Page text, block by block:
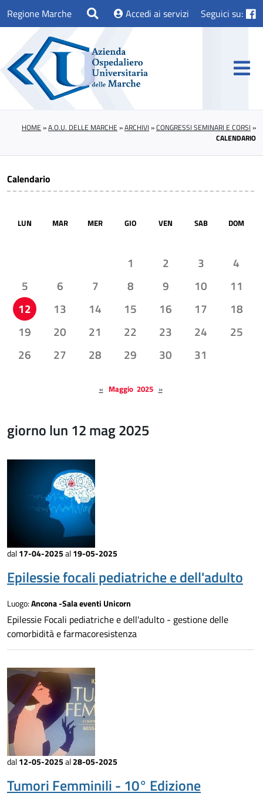
Regione Marche Accedi ai servizi Seguici su:
HOME »A.O.U. DELLE MARCHE »ARCHIVI »CONGRESSI SEMINARI E CORSI »
CALENDARIO
Calendario
LUN MAR MER GIO VEN SAB DOM
1 2 3
4
5
6 7 8 9 10
11
12
13 14 15 16 17
18
19
20 21 22 23 24
25
26
27 28 29 30 31
« Maggio 2025 »
giorno lun 12 mag 2025
dal 17-04-2025 al 19-05-2025
Epilessie focali pediatriche e dell'adulto
Luogo:Ancona -Sala eventi Unicorn
Epilessie Focali pediatriche e dell'adulto - gestione delle
comorbidità e farmacoresistenza
dal 12-05-2025 al28-05-2025
Tumori Femminili - 10° Edizione